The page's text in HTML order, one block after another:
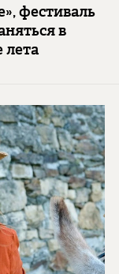
фестиваль
в